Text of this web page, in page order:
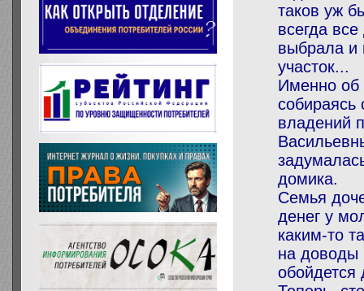
таков уж
всегда
выбрала и
участок...
Именно об
собираясь
владений
домика.
Семья
денег у
каким-то
на доводы